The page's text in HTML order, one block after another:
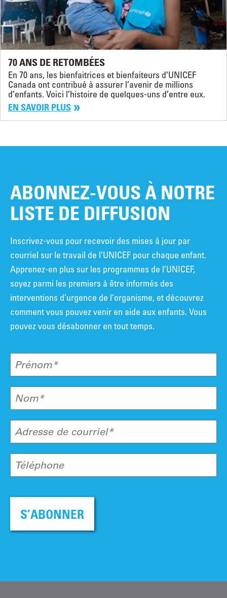
70 ANS DE RETOMBÉES
En 70 ans, les bienfaitrices et bienfaiteurs d’UNICEF
Canada ont contribué à assurer l’avenir de millions
d’enfants. Voici l’histoire de quelques-uns d’entre eux.
EN SAVOIR PLUS
ABONNEZ-VOUS À NOTRE
LISTE DE DIFFUSION
Inscrivez-vous pour recevoir des mises à jour par
courriel sur le travail de l’UNICEF pour chaque enfant.
Apprenez-en plus sur les programmes de l’UNICEF,
soyez parmi les premiers à être informés des
interventions d’urgence de l’organisme, et découvrez
comment vous pouvez venir en aide aux enfants. Vous
pouvez vous désabonner en tout temps.
Prénom*
Nom*
Adresse de courriel*
Téléphone
S’ABONNER